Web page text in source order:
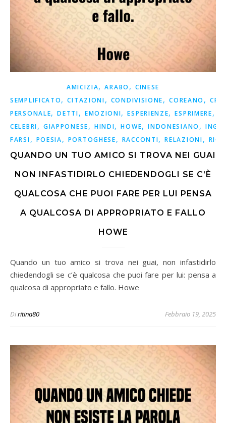
AMICIZIA,ARABO , CINESE
SEMPLIFICATO,CITAZIONI, CONDIVISIONE,COREANO ,
PERSONALE,DETTI, EMOZIONI,ESPERIENZE,ESPRIMERE,
CELEBRI, GIAPPONESE, HINDI,HOWE,INDONESIANO ,
FARSI, POESIA, PORTOGHESE, RACCONTI,RELAZIONI,
QUANDO UN TUO AMICO SI TROVA NEI GUAI
NON INFASTIDIRLO CHIEDENDOGLI SE C’È
QUALCOSA CHE PUOI FARE PER LUI PENSA
A QUALCOSA DI APPROPRIATO E FALLO
HOWE
Quando un tuo amico si trova nei guai, non infastidirlo
chiedendogli se c’è qualcosa che puoi fare per lui: pensa a
qualcosa di appropriato e fallo. Howe
Diritina80 Febbraio 19, 2025